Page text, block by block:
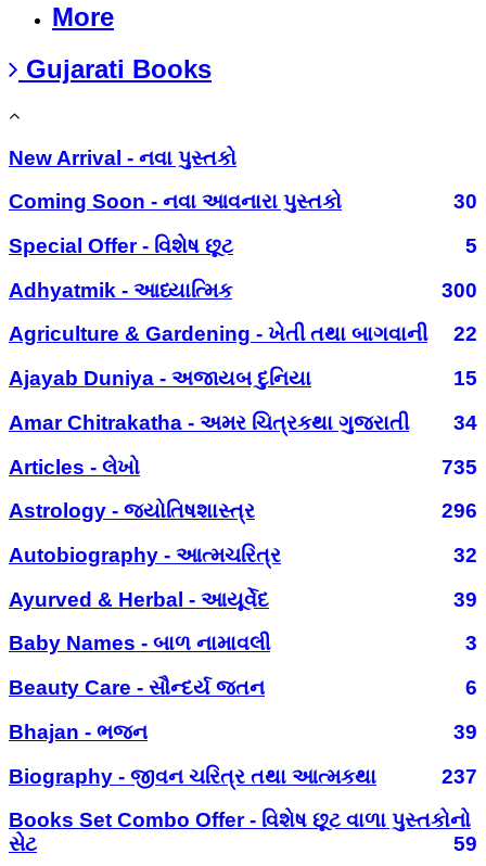
More
Gujarati Books
New Arrival - નવા પુસ્તકો
Coming Soon - નવા આવનારા પુસ્તકો
30
Special Offer - વિશેષ છૂટ
5
Adhyatmik - આધ્યાત્મિક
300
Agriculture & Gardening - ખેતી તથા બાગવાની
22
Ajayab Duniya - અજાયબ દુનિયા
15
Amar Chitrakatha - અમર ચિત્રકથા ગુજરાતી
34
Articles - લેખો
735
Astrology - જ્યોતિષશાસ્ત્ર
296
Autobiography - આત્મચરિત્ર
32
Ayurved & Herbal - આયૂર્વેદ
39
Baby Names - બાળ નામાવલી
3
Beauty Care - સૌન્દર્ય જતન
6
Bhajan - ભજન
39
Biography - જીવન ચરિત્ર તથા આત્મકથા
237
Books Set Combo Offer - વિશેષ છૂટ વાળા પુસ્તકોનો
સેટ
59